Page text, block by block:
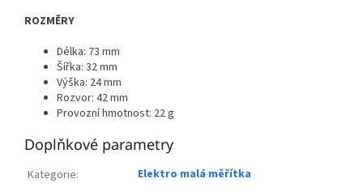
ROZMĚRY
Délka: 73 mm
Šířka: 32 mm
Výška: 24 mm
Rozvor: 42 mm
Provozní hmotnost: 22 g
Doplňkové parametry
Kategorie: Elektro malá měřítka